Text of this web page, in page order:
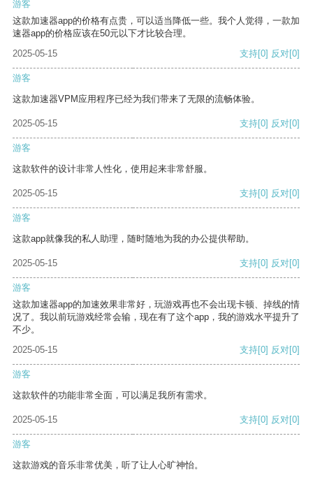
游客
这款加速器app的价格有点贵，可以适当降低一些。我个人觉得，一款加
速器app的价格应该在50元以下才比较合理。
2025-05-15
支持[0] 反对[0]
游客
这款加速器VPM应用程序已经为我们带来了无限的流畅体验。
2025-05-15 支持[0] 反对[0]
游客
这款软件的设计非常人性化，使用起来非常舒服。
2025-05-15 支持[0] 反对[0]
游客
这款app就像我的私人助理，随时随地为我的办公提供帮助。
2025-05-15 支持[0] 反对[0]
游客
这款加速器app的加速效果非常好，玩游戏再也不会出现卡顿、掉线的情
况了。我以前玩游戏经常会输，现在有了这个app，我的游戏水平提升了
不少。
2025-05-15
支持[0] 反对[0]
游客
这款软件的功能非常全面，可以满足我所有需求。
2025-05-15 支持[0] 反对[0]
游客
这款游戏的音乐非常优美，听了让人心旷神怡。